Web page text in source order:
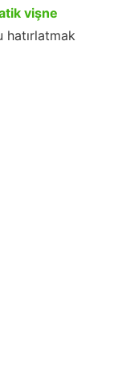
vişne
hatırlatmak